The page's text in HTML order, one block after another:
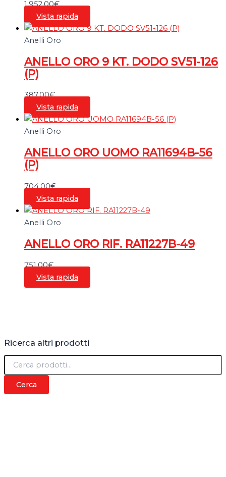
Ricerca altri prodotti
C
r
Cerca
1.952,00€
Vista rapida
Anelli Oro
ANELLO ORO 9 KT. DODO SV51-126
(P)
387,00€
Vista rapida
Anelli Oro
ANELLO ORO UOMO RA11694B-56
(P)
704,00€
Vista rapida
Anelli Oro
ANELLO ORO RIF. RA11227B-49
751,00€
Vista rapida